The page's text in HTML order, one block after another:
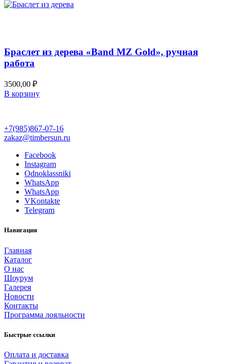
Браслет из дерева «Band MZ Gold», ручная
работа
3500,00 ₽
В корзину
+7(985)867-07-16
zakaz@timbersun.ru
Facebook
Instagram
Odnoklassniki
WhatsApp
WhatsApp
VKontakte
Telegram
Навигация
Главная
Каталог
О нас
Шоурум
Галерея
Новости
Контакты
Программа лояльности
Быстрые ссылки
Оплата и доставка